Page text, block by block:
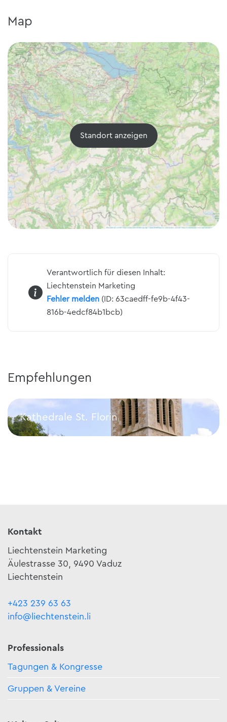
Map
Standort anzeigen
Verantwortlich für diesen Inhalt:
Liechtenstein Marketing
Fehler melden(ID: 63caedff-fe9b-4f43-
816b-4edcf84b1bcb)
Empfehlungen
Kathedrale St. Florin
Kathedrale St. Florin
Kontakt
Liechtenstein Marketing
Äulestrasse 30, 9490 Vaduz
Liechtenstein
+423 239 63 63
info@liechtenstein.li
Professionals
Tagungen & Kongresse
Gruppen & Vereine